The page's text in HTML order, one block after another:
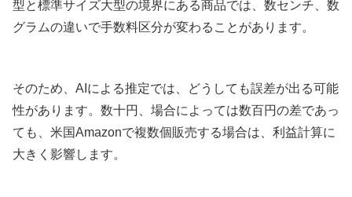
型と標準サイズ大型の境界にある商品では、数センチ、数
グラムの違いで手数料区分が変わることがあります。
そのため、AIによる推定では、どうしても誤差が出る可能
性があります。数十円、場合によっては数百円の差であっ
ても、米国Amazonで複数個販売する場合は、利益計算に
大きく影響します。